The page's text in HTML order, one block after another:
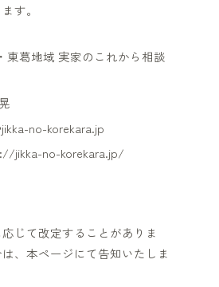
す。
東葛地域 実家のこれから相談
no-korekara.jp
jikka-no-korekara.jp/
じて改定することがありま
、本ページにて告知いたしま